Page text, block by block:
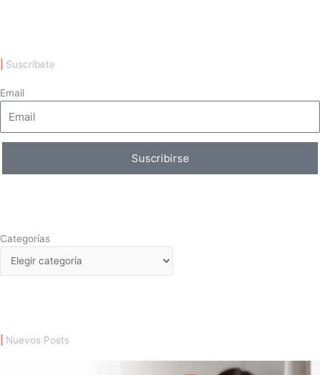
Suscríbete
Email
Suscribirse
Categorías
Categorías
Nuevos Posts